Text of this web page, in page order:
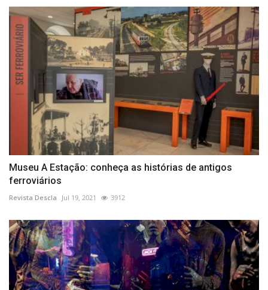
Museu A Estação: conheça as histórias de antigos
ferroviários
Revista Descla Jul 19, 2021 3912